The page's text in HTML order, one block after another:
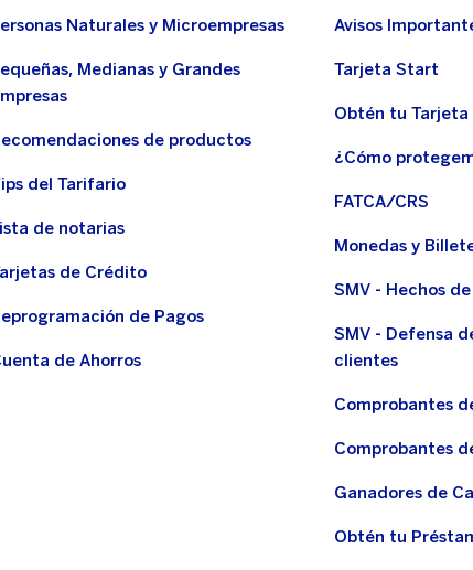
Naturales y Microempresas
Medianas y Grandes
de productos
del Tarifario
de notarias
de Crédito
de Pagos
de Ahorros
Avisos
Tarjeta Start
Obtén tu
¿Cómo
FATCA/CRS
Monedas y
SMV - Hechos
SMV - Defensa
clientes
Comprobantes
Comprobantes
Ganadores de
Obtén tu